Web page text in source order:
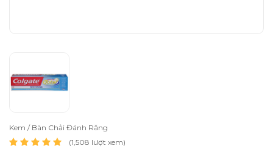
Kem / Bàn Chải Đánh Răng
(1,508 lượt xem)